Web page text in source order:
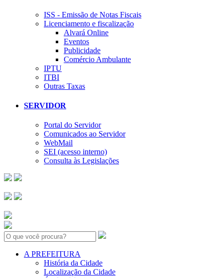
ISS - Emissão de Notas Fiscais
Licenciamento e fiscalização
Alvará Online
Eventos
Publicidade
Comércio Ambulante
IPTU
ITBI
Outras Taxas
SERVIDOR
Portal do Servidor
Comunicados ao Servidor
WebMail
SEI (acesso interno)
Consulta às Legislações
Search:
A PREFEITURA
História da Cidade
Localização da Cidade